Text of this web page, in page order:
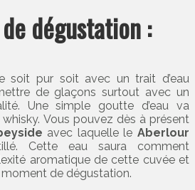
dégustation :
soit pur soit avec un trait d’eau
de glaçons surtout avec un
Une simple goutte d’eau va
Vous pouvez dès à présent
avec laquelle le Aberlour
Cette eau saura comment
aromatique de cette cuvée et
de dégustation.